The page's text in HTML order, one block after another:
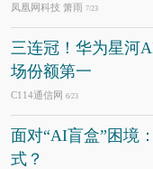
凤凰网科技 箫雨 7/23
三连冠！华为星河
场份额第一
C114通信网 6/23
面对“AI盲盒”困境
式？